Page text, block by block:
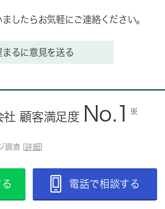
したらお気軽にご連絡ください。
まるに意見を送る
社 顧客満足度 No.1 ※
調査 [詳細]
る 電話で相談する